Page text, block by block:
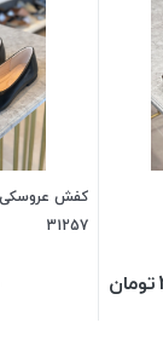
تومان
31257